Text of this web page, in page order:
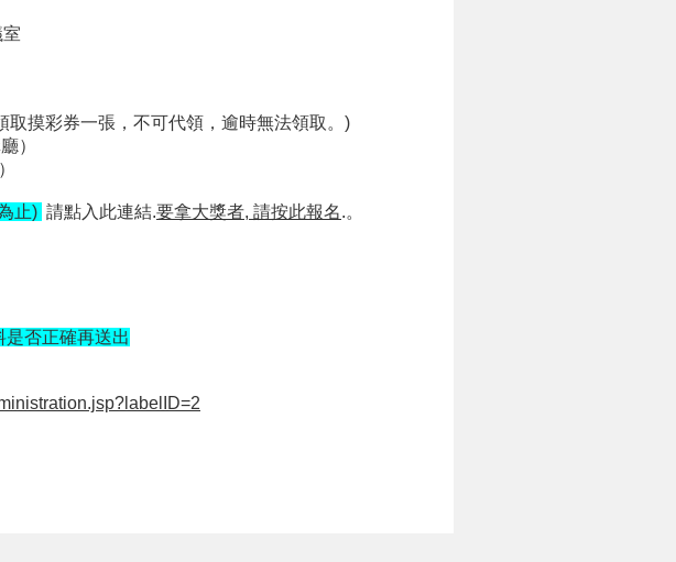
摸彩券一張，不可代領，逾時無法領取。)
）
止) 請點入此連結.要拿大獎者, 請按此報名.。
否正確再送出